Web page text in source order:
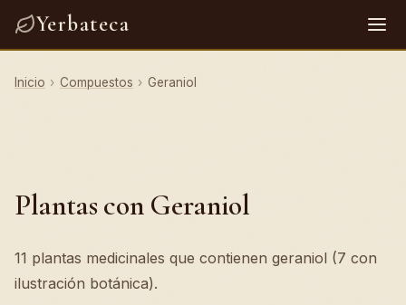
Yerbateca
Inicio › Compuestos › Geraniol
Plantas con Geraniol
11 plantas medicinales que contienen geraniol (7 con
ilustración botánica).